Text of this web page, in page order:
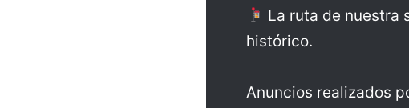
La ruta de nuestra
histórico.
Anuncios realizados